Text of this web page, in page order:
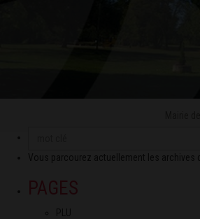
Vous parcourez actuellement les archives
PAGES
PLU